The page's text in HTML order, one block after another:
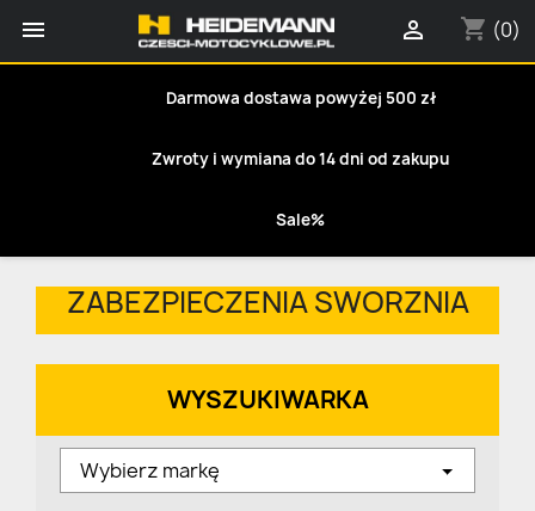
 shopping_cart (0)

Darmowa dostawa powyżej 500 zł
Zwroty i wymiana do 14 dni od zakupu
Sale%
ZABEZPIECZENIA SWORZNIA
WYSZUKIWARKA
Wybierz markę